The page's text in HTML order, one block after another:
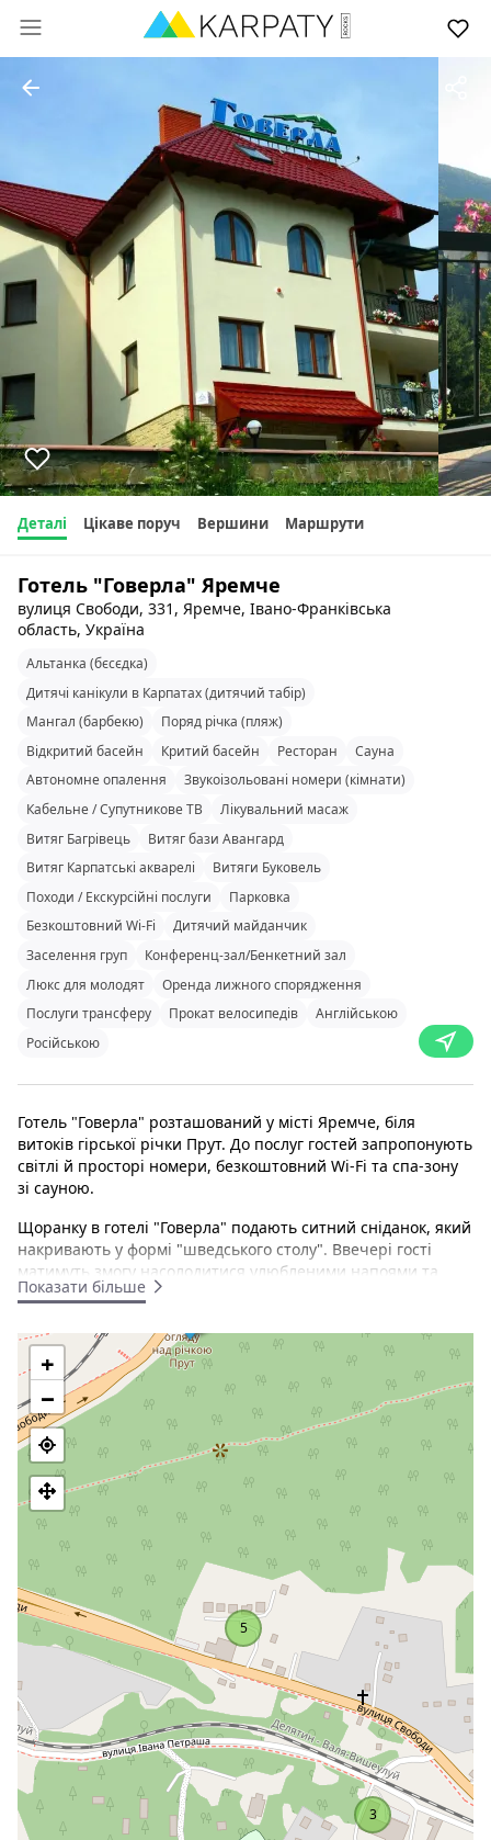
Деталі Цікаве поруч Вершини Маршрути
Готель "Говерла" Яремче
вулиця Свободи, 331, Яремче, Івано-Франківська
область, Україна
Альтанка (бєсєдка)
Дитячі канікули в Карпатах (дитячий табір)
Мангал (барбекю)
Поряд річка (пляж)
Відкритий басейн
Критий басейн Ресторан
Сауна
Автономне опалення
Звукоізольовані номери (кімнати)
Кабельне / Супутникове ТВ
Лікувальний масаж
Витяг Багрівець
Витяг бази Авангард
Витяг Карпатські акварелі
Витяги Буковель
Походи / Екскурсійні послуги
Парковка
Безкоштовний Wi-Fi
Дитячий майданчик
Заселення груп
Конференц-зал/Бенкетний зал
Люкс для молодят
Оренда лижного спорядження
Послуги трансферу
Прокат велосипедів
Англійською
Російською
Готель "Говерла" розташований у місті Яремче, біля
витоків гірської річки Прут. До послуг гостей запропонують
світлі й просторі номери, безкоштовний Wi-Fi та спа-зону
зі сауною.
Щоранку в готелі "Говерла" подають ситний сніданок, який
накривають у формі "шведського столу". Ввечері гості
матимуть змогу насолодитися улюбленими напоями та
потанцювати в нічному клубі на території готелю.
Окрім сауни, у розпорядженні гостей готелю "Говерла"
перебуватиме тренажерний зал і критий басейн. Любителі
зимових видів спорту можуть орендувати і зберігати
лижне спорядження безпосередньо на території закладу.
Усі номери стандартно забезпечені телевізором із
супутниковим телебаченням, зоною відпочинку та міні-
баром. Приватні ванні кімнати укомплектовано феном і
туалетно-косметичними засобами.
Залізничний вокзал Яремче розміщений за 2 кілометри від
готелю "Говерла", а до красивого водоспаду Гук - 10 хвилин
ходьби.
Показати більше
5
3
+
−